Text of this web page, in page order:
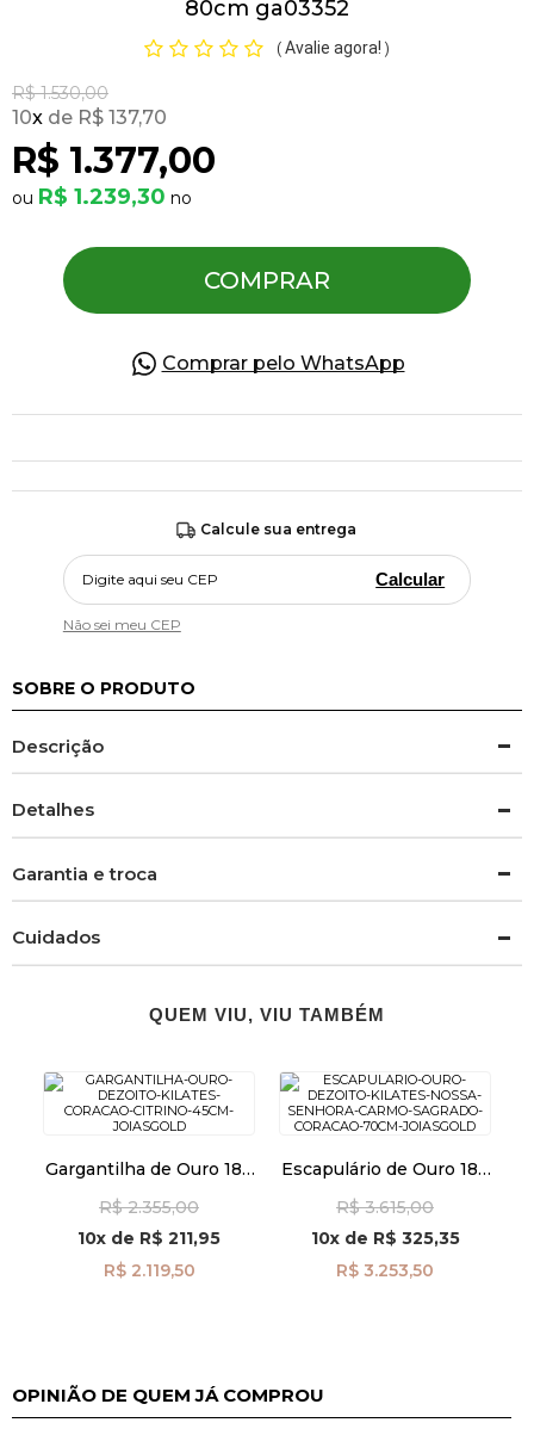
80cm ga03352
( Avalie agora! )
R$ 1.530,00
R$ 1.377,00
10x R$ 137,70
R$ 1.239,30
COMPRAR
Comprar pelo WhatsApp
Calcule sua entrega
Calcular
Não sei meu CEP
SOBRE O PRODUTO
Descrição
Detalhes
Garantia e troca
Cuidados
QUEM VIU, VIU TAMBÉM
Gargantilha de Ouro 18k
ga08429
R$ 2.355,00
10x de R$ 211,95
R$ 2.119,50
Escapulário de Ouro 18k
Sagrado Coração de
70cm ga06295
R$ 3.615,00
10xde R$ 325,35
R$ 3.253,50
OPINIÃO DE QUEM JÁ COMPROU
OFERTAS